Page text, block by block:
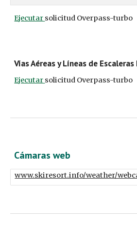
Ejecutar solicitud Overpass-turbo
Vías Aéreas y Líneas de
Ejecutar solicitud Overpass-turbo
Сámaras web
www.skiresort.info/weather/